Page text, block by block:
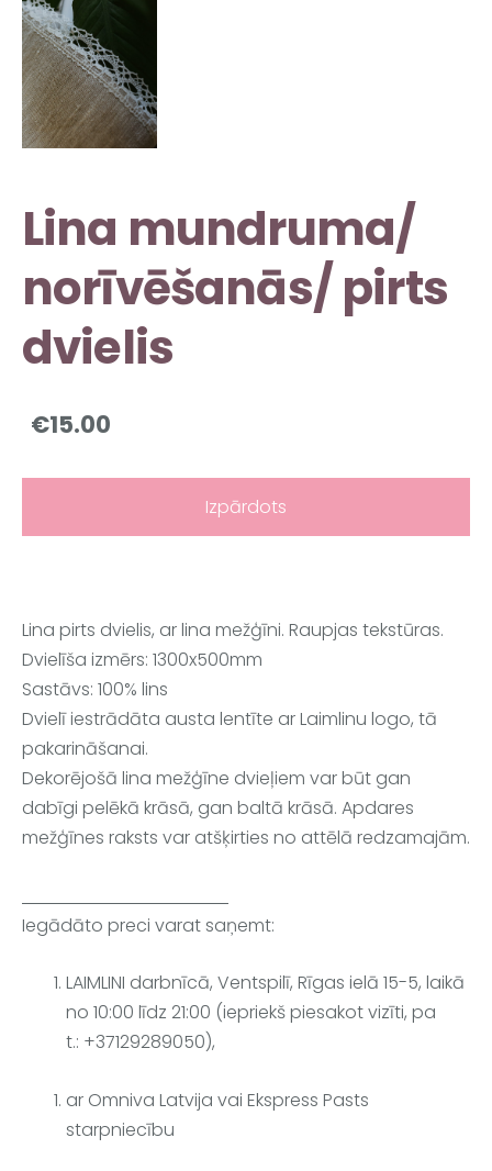
Lina mundruma/
norīvēšanās/ pirts
dvielis
€15.00
Izpārdots
Lina pirts dvielis, ar lina mežģīni. Raupjas tekstūras.
Dvielīša izmērs: 1300x500mm
Sastāvs: 100% lins
Dvielī iestrādāta austa lentīte ar Laimlinu logo, tā
pakarināšanai.
Dekorējošā lina mežģīne dvieļiem var būt gan
dabīgi pelēkā krāsā, gan baltā krāsā. Apdares
mežģīnes raksts var atšķirties no attēlā redzamajām.
Iegādāto preci varat saņemt:
LAIMLINI darbnīcā, Ventspilī, Rīgas ielā 15-5, laikā
no 10:00 līdz 21:00 (iepriekš piesakot vizīti, pa
t.: +37129289050),
ar Omniva Latvija vai Ekspress Pasts
starpniecību